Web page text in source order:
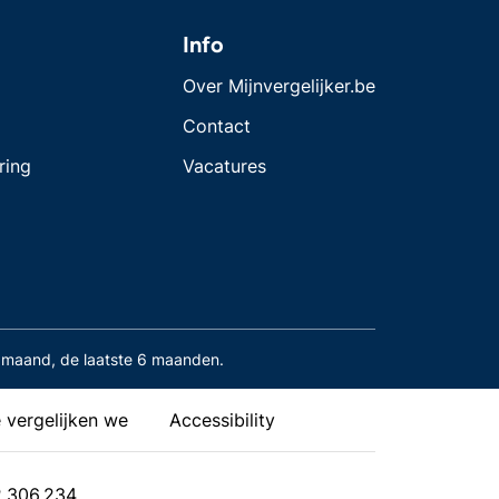
Info
Over Mijnvergelijker.be
Contact
Vacatures
de laatste 6 maanden.
vergelijken we Accessibility